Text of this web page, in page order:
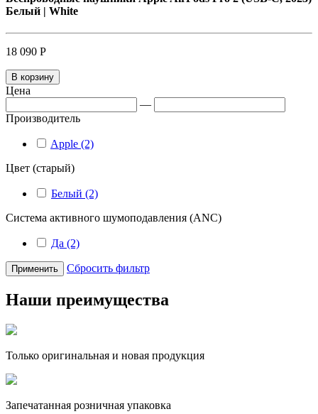
Белый | White
18 090 Р
В корзину
Цена
—
Производитель
Apple (2)
Цвет (старый)
Белый (2)
Система активного шумоподавления (ANC)
Да (2)
Применить Сбросить фильтр
Наши преимущества
Только оригинальная и новая продукция
Запечатанная розничная упаковка